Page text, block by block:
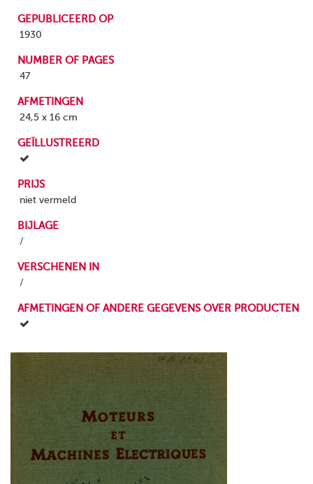
GEPUBLICEERD OP
1930
NUMBER OF PAGES
47
AFMETINGEN
24,5 x 16 cm
GEÏLLUSTREERD
PRIJS
niet vermeld
BIJLAGE
/
VERSCHENEN IN
/
AFMETINGEN OF ANDERE GEGEVENS OVER PRODUCTEN